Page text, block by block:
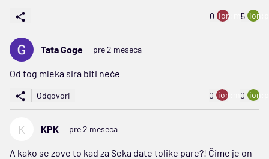
0 ion:minus
5
Tata Goge pre 2 meseca
Od tog mleka sira biti neće
Odgovori 0 ion:minus
0
K KPK pre 2 meseca
A kako se zove to kad za Seka date tolike pare?! Čime je on